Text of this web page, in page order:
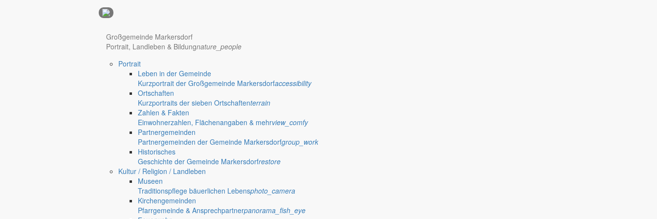
Hotel Nürnberg
anzeigen@gemeinde-markersdorf.de
Großgemeinde Markersdorf
Portrait, Landleben & Bildungnature_people
Portrait
Leben in der Gemeinde
Kurzportrait der Großgemeinde Markersdorfaccessibility
Ortschaften
Kurzportraits der sieben Ortschaftenterrain
Zahlen & Fakten
Einwohnerzahlen, Flächenangaben & mehrview_comfy
Partnergemeinden
Partnergemeinden der Gemeinde Markersdorfgroup_work
Historisches
Geschichte der Gemeinde Markersdorfrestore
Kultur / Religion / Landleben
Museen
Traditionspflege bäuerlichen Lebensphoto_camera
Kirchengemeinden
Pfarrgemeinde & Ansprechpartnerpanorama_fish_eye
Deutsch-Paulsdorf